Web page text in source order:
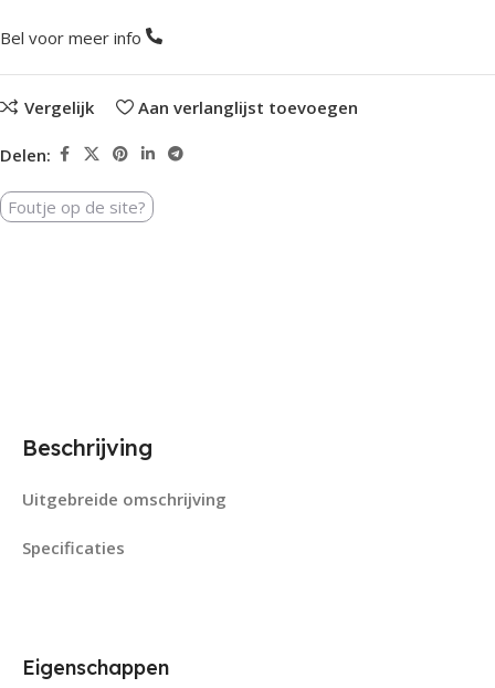
Bel voor meer info
Vergelijk Aan verlanglijst toevoegen
Delen:
Foutje op de site?
Beschrijving
Uitgebreide omschrijving
Specificaties
Eigenschappen